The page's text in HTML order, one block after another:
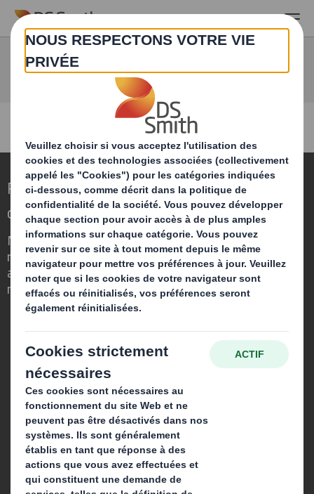
Skip to main content
Saisir un mot-clé pour rechercher sur le site
Repenser l’emballage pour un monde qui
change
Nous faisons la différence parce que
nous avons su voir en quoi l'emballage
avait un rôle important à jouer dans le
monde qui nous entoure.
Qui sommes-nous ?
Investisseurs
Développement durable
Actualité
Carrière